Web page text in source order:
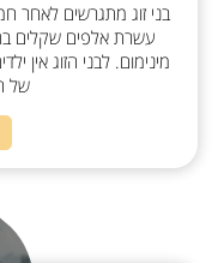
בני זוג מתגרשים
עשרת אלפים שקלים
מינימום. לבני הזוג אין
של